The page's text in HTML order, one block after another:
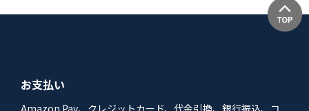
お支払い